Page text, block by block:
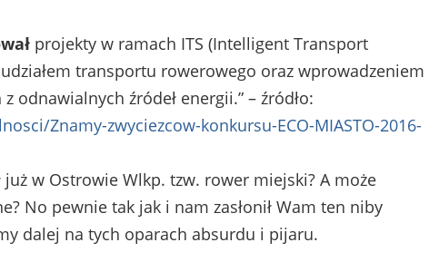
projekty w ramach ITS (Intelligent Transport
transportu rowerowego oraz wprowadzeniem
odnawialnych źródeł energii.” – źródło:
Znamy-zwyciezcow-konkursu-ECO-MIASTO-2016-
już w Ostrowie Wlkp. tzw. rower miejski? A może
No pewnie tak jak i nam zasłonił Wam ten niby
dalej na tych oparach absurdu i pijaru.